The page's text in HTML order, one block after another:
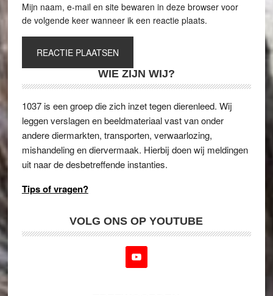
Mijn naam, e-mail en site bewaren in deze browser voor
de volgende keer wanneer ik een reactie plaats.
WIE ZIJN WIJ?
1037 is een groep die zich inzet tegen dierenleed. Wij
leggen verslagen en beeldmateriaal vast van onder
andere diermarkten, transporten, verwaarlozing,
mishandeling en diervermaak. Hierbij doen wij meldingen
uit naar de desbetreffende instanties.
Tips of vragen?
VOLG ONS OP YOUTUBE